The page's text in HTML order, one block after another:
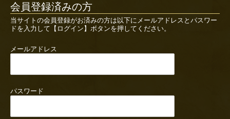
会員登録済みの方
当サイトの会員登録がお済みの方は以下にメールアドレスとパスワー
ドを入力して【ログイン】ボタンを押してください。
メールアドレス
パスワード